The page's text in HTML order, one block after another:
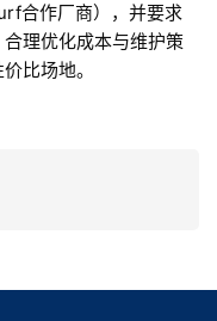
合作厂商），并要求
理优化成本与维护策
比场地。